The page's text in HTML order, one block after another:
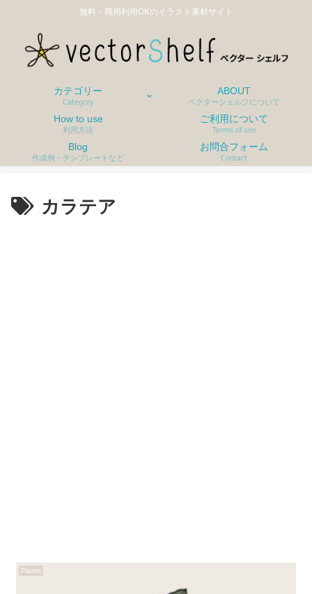
無料・商用利用OKのイラスト素材サイト
カテゴリー
Category
ABOUT
ベクターシェルフについて
How to use
利用方法
ご利用について
Terms of use
Blog
作成例・テンプレートなど
お問合フォーム
Contact
カラテア
Plants